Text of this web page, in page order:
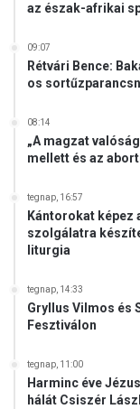
e
g
z
l
az észak-afrikai
09:07
Rétvári Bence:
os
08:14
„A magzat
mellett és az
tegnap, 16:57
Kántorokat képez
szolgálatra
liturgia
tegnap, 14:33
Gryllus Vilmos és
Fesztiválon
tegnap, 11:00
Harminc éve
hálát Csiszér